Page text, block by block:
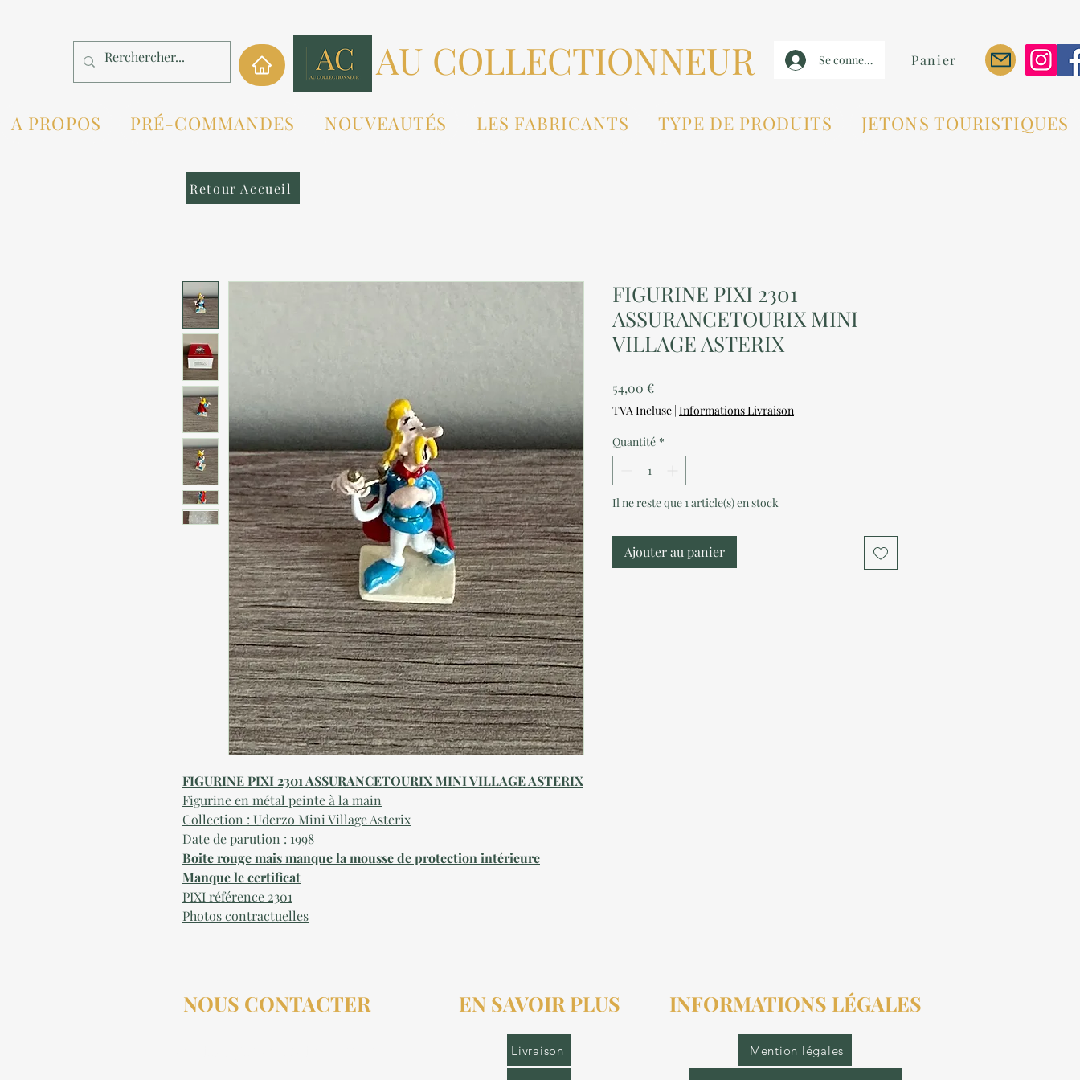
AU COLLECTIONNEUR Se connecter Panier
A PROPOS PRÉ-COMMANDES NOUVEAUTÉS LES FABRICANTS TYPE DE PRODUITS JETONS TOURISTIQUES
FIGURINE PIXI 2301 ASSURANCETOURIX MINI VILLAGE ASTERIX
Figurine en métal peinte à la main
Collection : Uderzo Mini Village Asterix
Date de parution : 1998
Boite rouge mais manque la mousse de protection intérieure
Manque le certificat
PIXI référence 2301
Photos contractuelles
FIGURINE PIXI 2301
ASSURANCETOURIX MINI
VILLAGE ASTERIX
54,00 €Prix
TVA Incluse | Informations Livraison
Quantité *
Il ne reste que 1 article(s) en stock
Ajouter au panier
Retour Accueil
NOUS CONTACTER EN SAVOIR PLUS
Livraison
INFORMATIONS LÉGALES
Mention légales